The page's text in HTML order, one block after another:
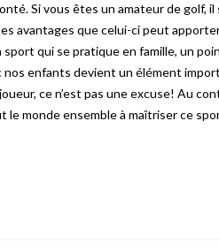
Si vous êtes un amateur de golf,
avantages que celui-ci peut
qui se pratique en famille, un
enfants devient un élément
ce n’est pas une excuse! Au
le monde ensemble à maîtriser ce